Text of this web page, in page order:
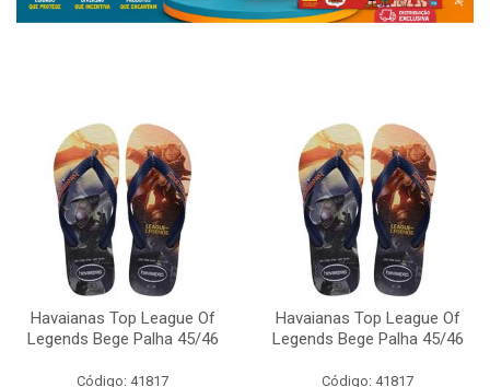
Havaianas Top League Of
Legends Bege Palha 45/46
Código: 41817
Havaianas Top League Of
Legends Bege Palha 45/46
Código: 41817